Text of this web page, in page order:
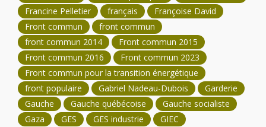
Francine Pelletier
français
Françoise David
Front commun
front commun
front commun 2014
Front commun 2015
Front commun 2016
Front commun 2023
Front commun pour la transition énergétique
front populaire
Gabriel Nadeau-Dubois
Garderie
Gauche
Gauche québécoise
Gauche socialiste
Gaza
GES GES industrie
GIEC